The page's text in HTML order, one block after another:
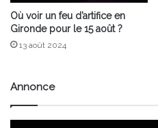
Où voir un feu d’artifice en
Gironde pour le 15 août ?
13 août 2024
Annonce